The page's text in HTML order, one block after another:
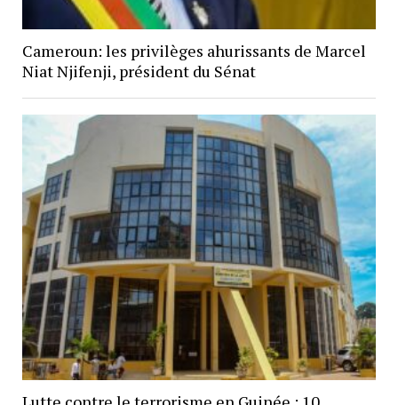
Cameroun: les privilèges ahurissants de Marcel
Niat Njifenji, président du Sénat